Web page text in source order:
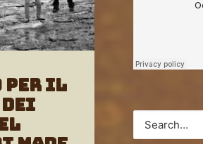
per il